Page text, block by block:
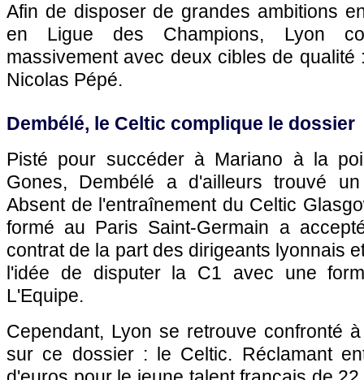
Afin de disposer de grandes ambitions
en Ligue des Champions, Lyon
massivement avec deux cibles de qualité
Nicolas Pépé.
Dembélé, le Celtic complique le dossier
Pisté pour succéder à Mariano à la
Gones, Dembélé a d'ailleurs trouvé
Absent de l'entraînement du Celtic
formé au Paris Saint-Germain a
contrat de la part des dirigeants lyonnais
l'idée de disputer la C1 avec une
L'Equipe.
Cependant, Lyon se retrouve confronté
sur ce dossier : le Celtic. Réclamant